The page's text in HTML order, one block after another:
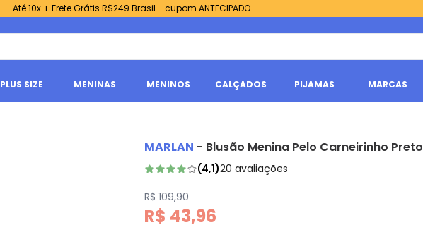
Até 10x + Frete Grátis R$249 Brasil - cupom ANTECIPADO
PLUS SIZE MENINAS MENINOS CALÇADOS PIJAMAS MARCAS
MARLAN - Blusão Menina Pelo Carneirinho Preto
(4,1)20 avaliações
R$ 109,90
R$ 43,96